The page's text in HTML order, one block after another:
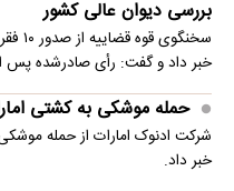
بررسی دیوان عالی کشور
خبر داد و گفت: رأی صادرشده پس
حمله موشکی به کشتی
شرکت ادنوک امارات از حمله
خبر داد.